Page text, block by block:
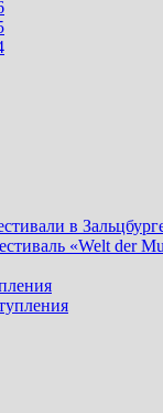
в
«Welt der